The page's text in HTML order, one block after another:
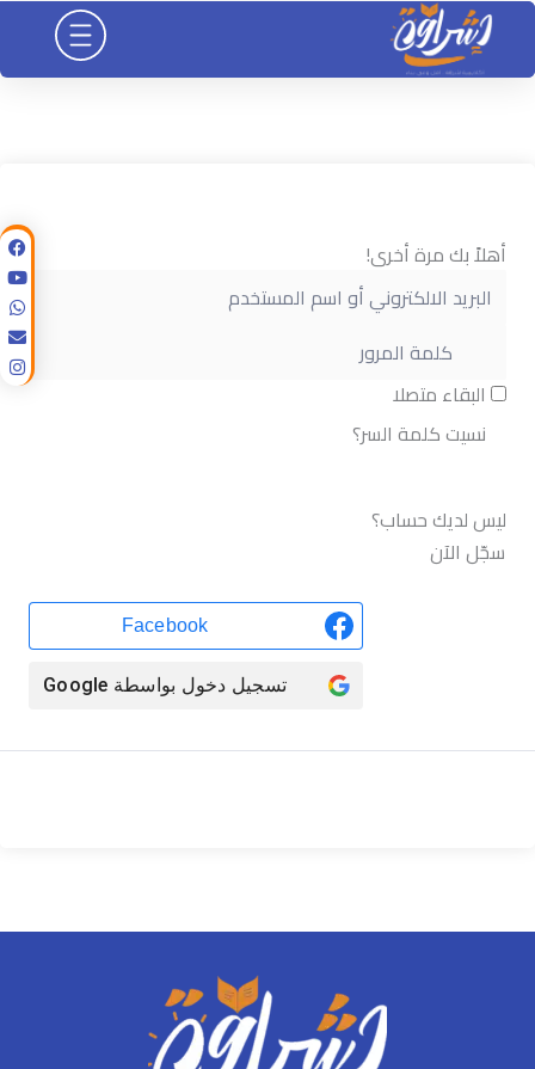
تخطي
المحتوى
أهلاً بك مرة أخرى!
البقاء متصلا
نسيت كلمة السر؟
ليس لديك حساب؟
سجّل الآن
Facebook
تسجيل دخول بواسطة Google